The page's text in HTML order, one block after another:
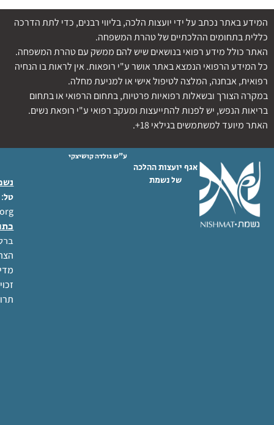
המידע באתר נכתב על ידי יועצות הלכה, בליווי רבנים, כדי לתת הדרכה
כללית בתחומים ההלכתיים של טהרת המשפחה.
האתר כולל מידע רפואי בנושאים שיש להם ממשק עם טהרת המשפחה.
כל המידע הרפואי הנמצא באתר אושר ע"י רופאות. אין לראות בו הנחיה
רפואית, אבחנה, המלצה לטיפול אישי או למניעת מחלה.
במקרה הצורך ובשאלות רפואיות פרטיות, בתחום הרפואי או בתחום
בריאות הנפש, יש לפנות להתייעצות ומעקב רפואי ע"י רופאת נשים.
האתר מיועד למשתמשים בגילאי 18+.
אגף יועצות ההלכה
של נשמת
ע"ש גולדה קושיצקי
טל: 02-6404333
ברל